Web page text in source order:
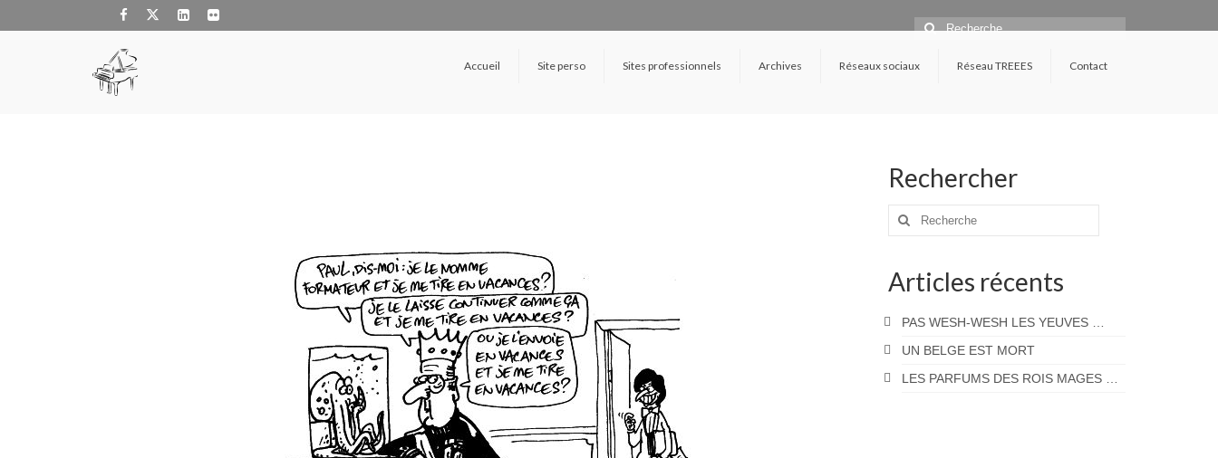
Rechercher
Accueil Site perso Sites professionnels Archives Réseaux sociaux Réseau TREEES Contact
Rechercher
Rechercher
Articles récents
PAS WESH-WESH LES YEUVES …
UN BELGE EST MORT
LES PARFUMS DES ROIS MAGES …